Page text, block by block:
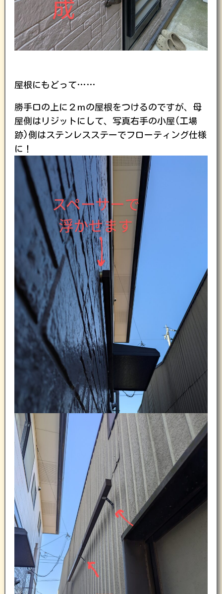
屋根にもどって……
勝手口の上に２ｍの屋根をつけるのですが、母
屋側はリジットにして、写真右手の小屋(工場
跡)側はステンレスステーでフローティング仕様
に！